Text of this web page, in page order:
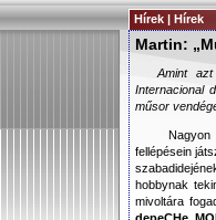
Hírek | Hírek
Martin:
Amint
Internacional
műsor
Nagyon
fellépésein
hobbynak
mivoltára